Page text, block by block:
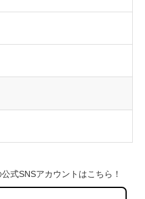
式SNSアカウントはこちら！